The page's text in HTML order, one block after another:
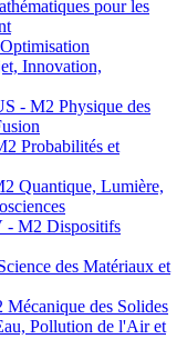
pour les
Innovation,
- M2 Physique des
Probabilités et
Quantique, Lumière,
M2 Dispositifs
des Matériaux et
des Solides
Pollution de l'Air et